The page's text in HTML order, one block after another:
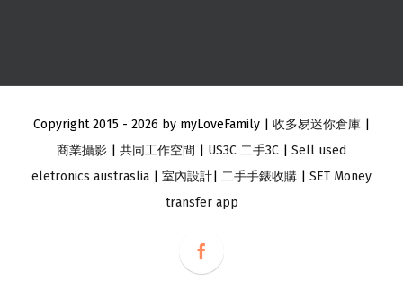
Copyright 2015 - 2026 by myLoveFamily | 收多易迷你倉庫
商業攝影
共同工作空間 US3C 二手3C
Sell used
eletronics austraslia
室內設計 二手手錶收購
SET Money
transfer app